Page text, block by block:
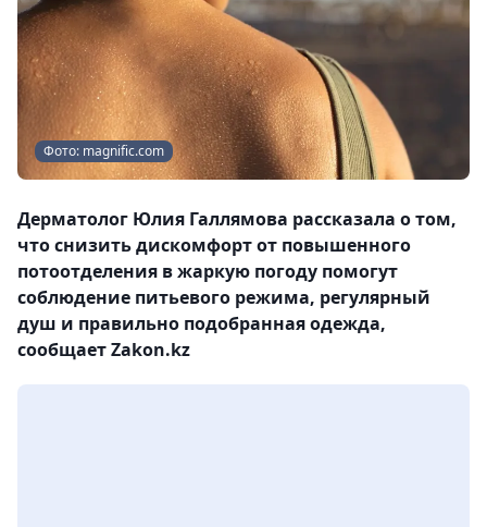
Фото: magnific.com
Дерматолог Юлия Галлямова рассказала о том,
что снизить дискомфорт от повышенного
потоотделения в жаркую погоду помогут
соблюдение питьевого режима, регулярный
душ и правильно подобранная одежда,
сообщает Zakon.kz